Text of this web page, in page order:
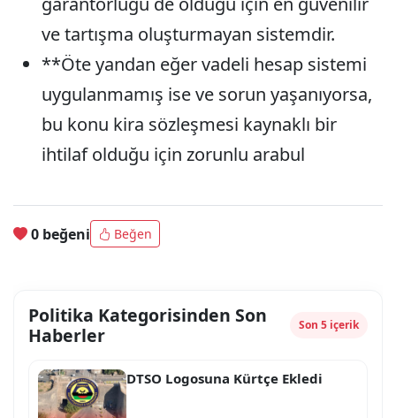
ve tartışma oluşturmayan sistemdir.
**Öte yandan eğer vadeli hesap sistemi
uygulanmamış ise ve sorun yaşanıyorsa,
bu konu kira sözleşmesi kaynaklı bir
ihtilaf olduğu için zorunlu arabul
0 beğeni Beğen
Politika Kategorisinden Son
Haberler
Son 5 içerik
DTSO Logosuna Kürtçe Ekledi